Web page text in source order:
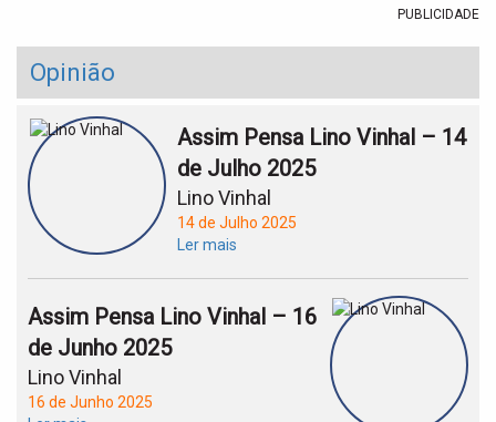
PUBLICIDADE
Opinião
Assim Pensa Lino Vinhal – 14
de Julho 2025
Lino Vinhal
14 de Julho 2025
Ler mais
Assim Pensa Lino Vinhal – 16
de Junho 2025
Lino Vinhal
16 de Junho 2025